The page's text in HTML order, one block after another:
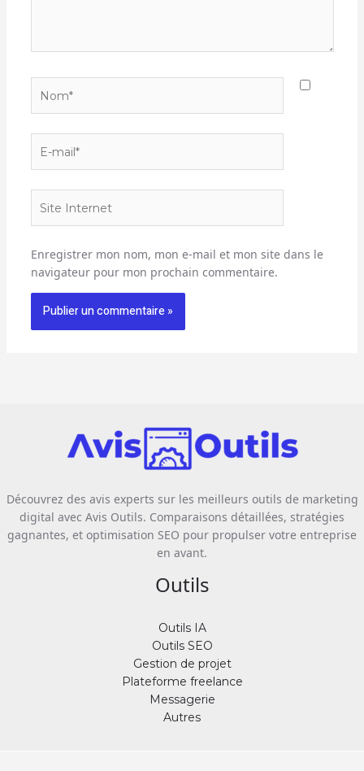
mail*
Internet
Enregistrer mon nom, mon e-mail et mon site dans le
navigateur pour mon prochain commentaire.
Découvrez des avis experts sur les meilleurs outils de marketing
digital avec Avis Outils. Comparaisons détaillées, stratégies
gagnantes, et optimisation SEO pour propulser votre entreprise
en avant.
Outils
Outils IA
Outils SEO
Gestion de projet
Plateforme freelance
Messagerie
Autres